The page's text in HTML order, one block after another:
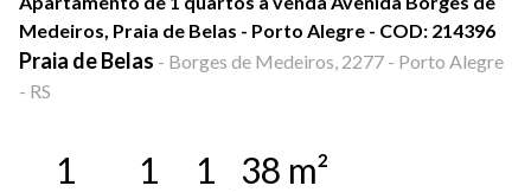
Medeiros, Praia de Belas - Porto Alegre - COD: 214396
Praia de Belas - Borges de Medeiros, 2277 - Porto Alegre
- RS
1 1 1 38 m²